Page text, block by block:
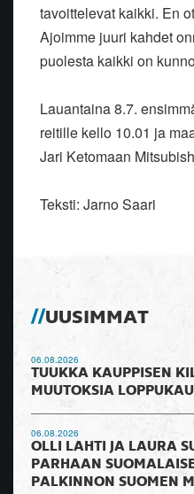
tavoittelevat kaikki. En
Ajoimme juuri kahdet
puolesta kaikki on
Lauantaina 8.7.
reitille kello 10.01 ja
Jari Ketomaan
Teksti: Jarno Saari
UUSIMMAT
06.08.2026
TUUKKA KAUPPISEN
MUUTOKSIA
06.08.2026
OLLI LAHTI JA LAURA
PARHAAN
PALKINNON SUOMEN